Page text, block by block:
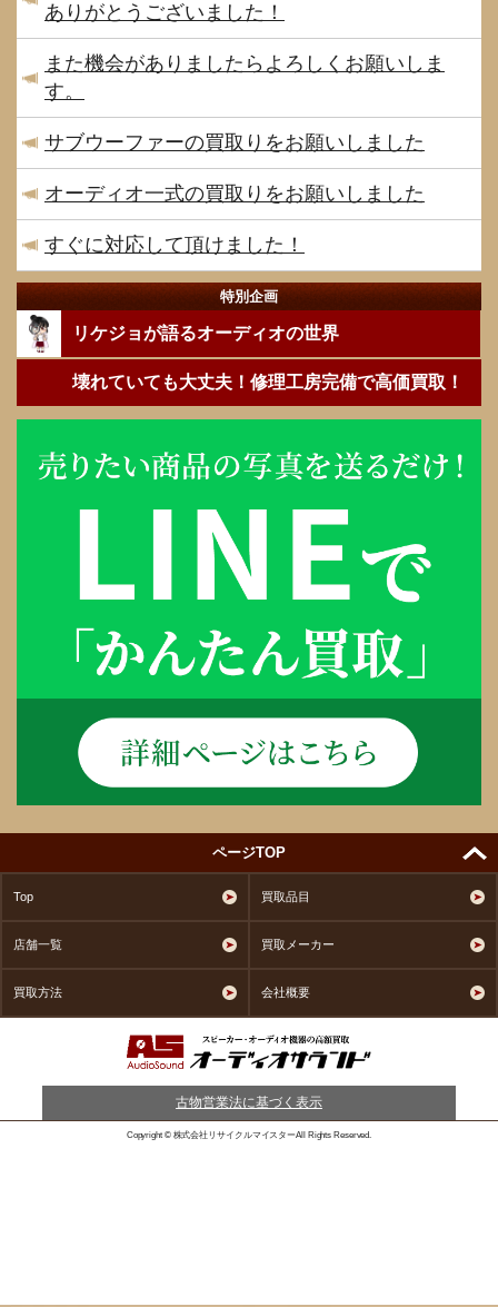
ありがとうございました！
また機会がありましたらよろしくお願いしま
す。
サブウーファーの買取りをお願いしました
オーディオ一式の買取りをお願いしました
すぐに対応して頂けました！
特別企画
リケジョが語るオーディオの世界
壊れていても大丈夫！修理工房完備で高価買取！
ページTOP
Top 買取品目
店舗一覧 買取メーカー
買取方法 会社概要
古物営業法に基づく表示
Copyright © 株式会社リサイクルマイスターAll Rights Reserved.